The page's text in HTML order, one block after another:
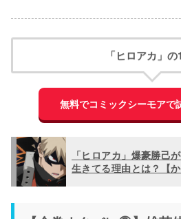
「ヒロアカ」
無料でコミックシーモアで
「ヒロアカ」爆豪勝己
生きてる理由とは？【か